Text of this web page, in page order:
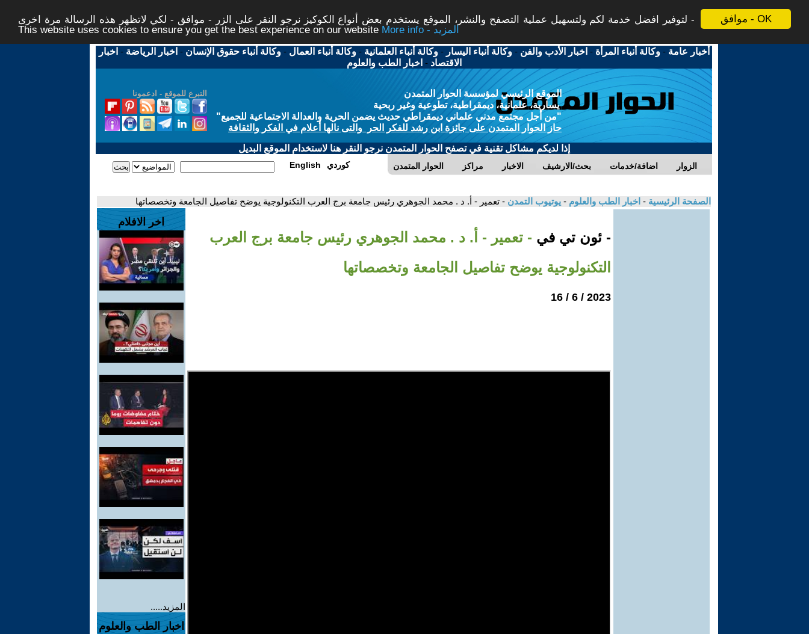
موافق - OK
لتوفير افضل خدمة لكم ولتسهيل عملية التصفح والنشر، الموقع يستخدم بعض أنواع الكوكيز نرجو النقر على الزر - موافق - لكي لاتظهر هذه الرسالة مرة اخرى -
This website uses cookies to ensure you get the best experience on our website
More info - المزيد
أخبار عامة -وكالة أنباء المرأة - اخبار الأدب والفن -وكالة أنباء اليسار -وكالة أنباء العلمانية -وكالة أنباء العمال -وكالة أنباء حقوق الإنسان - اخبار الرياضة - اخبار
الاقتصاد - اخبار الطب والعلوم
التبرع للموقع - ادعمونا
الموقع الرئيسي لمؤسسة الحوار المتمدن
يسارية، علمانية، ديمقراطية، تطوعية وغير ربحية
"من أجل مجتمع مدني علماني ديمقراطي حديث يضمن الحرية والعدالة الاجتماعية للجميع"
حاز الحوار المتمدن على جائزة ابن رشد للفكر الحر والتى نالها أعلام في الفكر والثقافة
إذا لديكم مشاكل تقنية في تصفح الحوار المتمدن نرجو النقر هنا لاستخدام الموقع البديل
الحوار المتمدن مراكز الاخبار بحث/الارشيف اضافة/خدمات الزوار English كوردي
الصفحة الرئيسية - اخبار الطب والعلوم - يوتيوب التمدن - تعمير - أ. د . محمد الجوهري رئيس جامعة برج العرب التكنولوجية يوضح تفاصيل الجامعة وتخصصاتها
- ئون تي في - تعمير - أ. د . محمد الجوهري رئيس جامعة برج العرب
التكنولوجية يوضح تفاصيل الجامعة وتخصصاتها
2023 / 6 / 16
اخر الافلام
المزيد.....
اخبار الطب والعلوم